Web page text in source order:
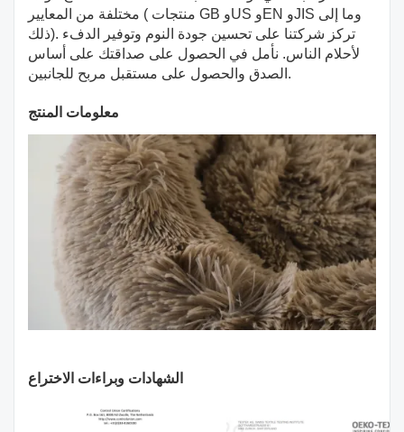
مختلفة من المعايير ( منتجات GB وUS وEN وJIS وما إلى
ذلك). تركز شركتنا على تحسين جودة النوم وتوفير الدفء
لأحلام الناس. نأمل في الحصول على صداقتك على أساس
الصدق والحصول على مستقبل مربح للجانبين.
معلومات المنتج
الشهادات وبراءات الاختراع